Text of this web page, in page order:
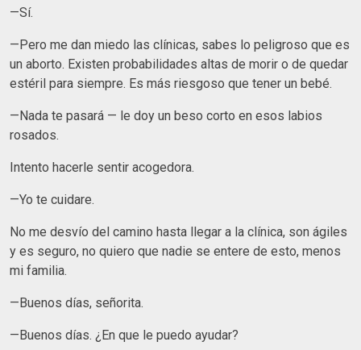
—Sí.
—Pero me dan miedo las clínicas, sabes lo peligroso que es
un aborto. Existen probabilidades altas de morir o de quedar
estéril para siempre. Es más riesgoso que tener un bebé.
—Nada te pasará — le doy un beso corto en esos labios
rosados.
Intento hacerle sentir acogedora.
—Yo te cuidare.
No me desvío del camino hasta llegar a la clínica, son ágiles
y es seguro, no quiero que nadie se entere de esto, menos
mi familia.
—Buenos días, señorita.
—Buenos días. ¿En que le puedo ayudar?